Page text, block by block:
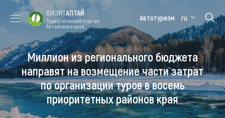
Форум VISIT
ALTAI
Цветение
маральника
Медицинский
форум
Алтайская
зимовка
Туры
Где побывать
ВИЗИТАЛТАЙ
Туристический портал
Алтайского края
Автотуризм ru
Миллион из регионального бюджета
направят на возмещение части затрат
по организации туров в восемь
приоритетных районов края